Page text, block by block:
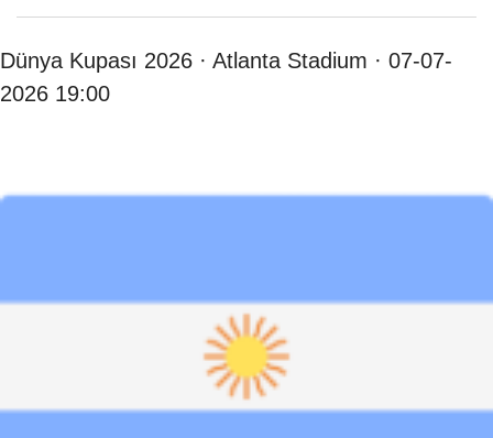
Dünya Kupası 2026 · Atlanta Stadium · 07-07-
2026 19:00